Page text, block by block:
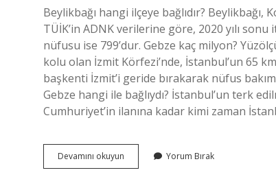
Beylikbağı hangi ilçeye bağlıdır?
TÜİK’in ADNK verilerine göre, 2020 yılı
nüfusu ise 799’dur. Gebze kaç milyon?
kolu olan İzmit Körfezi’nde, İstanbul’un 65
başkenti İzmit’i geride bırakarak nüfus
Gebze hangi ile bağlıydı? İstanbul’un terk
Cumhuriyet’in ilanına kadar kimi zaman
Devamını okuyun
Beylikbağı
Yorum Bırak